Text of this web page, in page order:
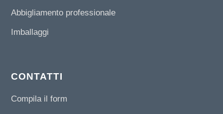
Abbigliamento professionale
Imballaggi
CONTATTI
Compila il form